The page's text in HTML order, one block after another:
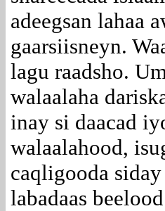
adeegsan lahaa
gaarsiisneyn.
lagu raadsho.
walaalaha
inay si daacad
walaalahood,
caqligooda
labadaas